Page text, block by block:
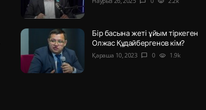
Бір басына жеті ұйым тіркеген
Олжас Құдайбергенов кім?
Қараша 10, 2023 chat_bubble 0 visibility 1.9k